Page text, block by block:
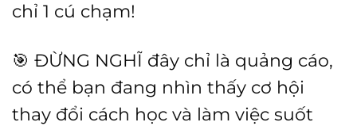
chỉ 1 cú chạm!
🎯 ĐỪNG NGHĨ đây chỉ là quảng cáo,
có thể bạn đang nhìn thấy cơ hội
thay đổi cách học và làm việc suốt